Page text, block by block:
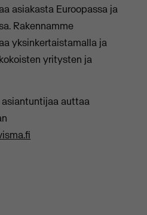
asiakasta Euroopassa ja
Rakennamme
yksinkertaistamalla ja
yritysten ja
auttaa